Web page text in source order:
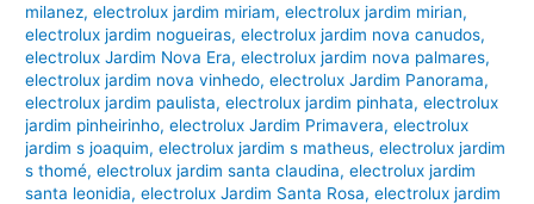
milanez,electrolux jardim miriam,electrolux jardim mirian,
electrolux jardim nogueiras,electrolux jardim nova canudos,
electrolux Jardim Nova Era,electrolux jardim nova palmares,
electrolux jardim nova vinhedo,electrolux Jardim Panorama,
electrolux jardim paulista,electrolux jardim pinhata,electrolux
jardim pinheirinho,electrolux Jardim Primavera,electrolux
jardim s joaquim,electrolux jardim s matheus,electrolux jardim
s thomé,electrolux jardim santa claudina,electrolux jardim
santa leonidia,electrolux Jardim Santa Rosa,electrolux jardim